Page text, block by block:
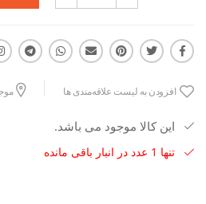
افزودن به لیست علاقه‌مندی ها
این کالا موجود می باشد.
تنها 1 عدد در انبار باقی مانده